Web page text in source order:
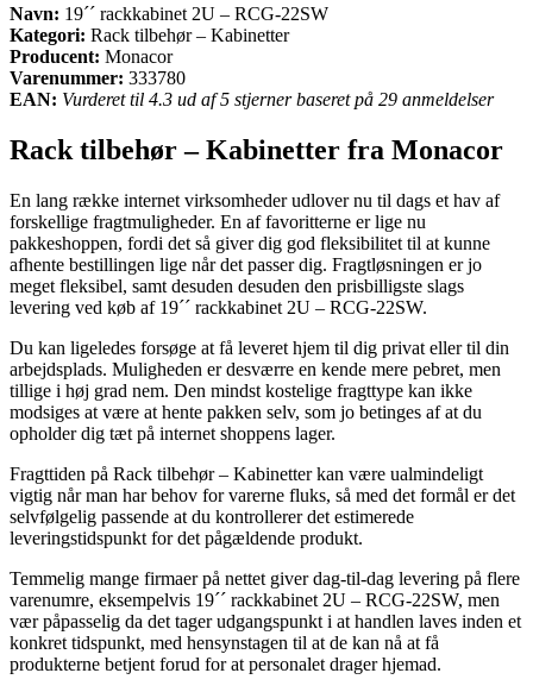
Navn: 19´´ rackkabinet 2U – RCG-22SW
Kategori: Rack tilbehør – Kabinetter
Producent: Monacor
Varenummer: 333780
EAN: Vurderet til 4.3 ud af 5 stjerner baseret på 29 anmeldelser
Rack tilbehør – Kabinetter fra Monacor
En lang række internet virksomheder udlover nu til dags et hav af
forskellige fragtmuligheder. En af favoritterne er lige nu
pakkeshoppen, fordi det så giver dig god fleksibilitet til at kunne
afhente bestillingen lige når det passer dig. Fragtløsningen er jo
meget fleksibel, samt desuden desuden den prisbilligste slags
levering ved køb af 19´´ rackkabinet 2U – RCG-22SW.
Du kan ligeledes forsøge at få leveret hjem til dig privat eller til din
arbejdsplads. Muligheden er desværre en kende mere pebret, men
tillige i høj grad nem. Den mindst kostelige fragttype kan ikke
modsiges at være at hente pakken selv, som jo betinges af at du
opholder dig tæt på internet shoppens lager.
Fragttiden på Rack tilbehør – Kabinetter kan være ualmindeligt
vigtig når man har behov for varerne fluks, så med det formål er det
selvfølgelig passende at du kontrollerer det estimerede
leveringstidspunkt for det pågældende produkt.
Temmelig mange firmaer på nettet giver dag-til-dag levering på flere
varenumre, eksempelvis 19´´ rackkabinet 2U – RCG-22SW, men
vær påpasselig da det tager udgangspunkt i at handlen laves inden et
konkret tidspunkt, med hensynstagen til at de kan nå at få
produkterne betjent forud for at personalet drager hjemad.